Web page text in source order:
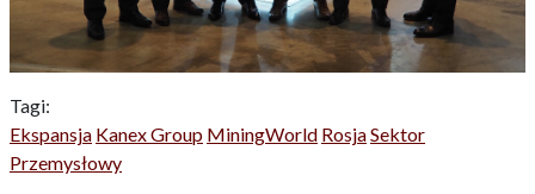
Tagi:
Ekspansja Kanex Group MiningWorld RosjaSektor
Przemysłowy